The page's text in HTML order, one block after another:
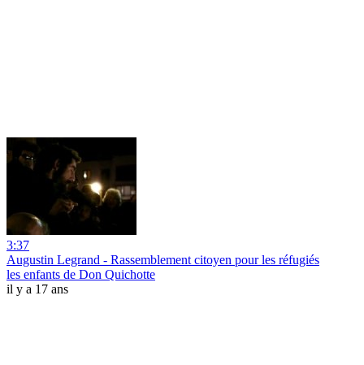
3:37
Augustin Legrand - Rassemblement citoyen pour les réfugiés
les enfants de Don Quichotte
il y a 17 ans